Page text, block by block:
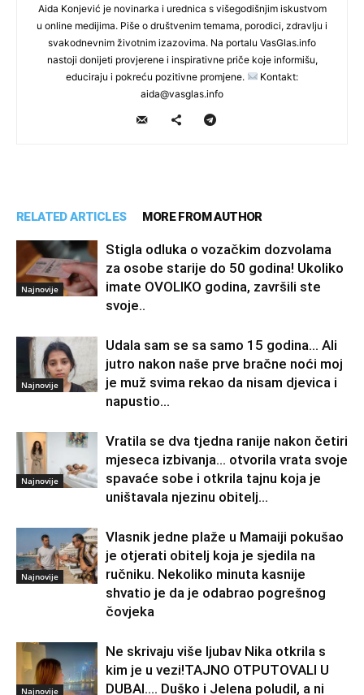
Aida Konjević je novinarka i urednica s višegodišnjim iskustvom
u online medijima. Piše o društvenim temama, porodici, zdravlju i
svakodnevnim životnim izazovima. Na portalu VasGlas.info
nastoji donijeti provjerene i inspirativne priče koje informišu,
educiraju i pokreću pozitivne promjene.
Kontakt:
aida@vasglas.info
RELATED ARTICLES MORE FROM AUTHOR
Najnovije
Stigla odluka o vozačkim dozvolama
za osobe starije do 50 godina! Ukoliko
imate OVOLIKO godina, završili ste
svoje..
Najnovije
Udala sam se sa samo 15 godina… Ali
jutro nakon naše prve bračne noći moj
je muž svima rekao da nisam djevica i
napustio...
Najnovije
Vratila se dva tjedna ranije nakon četiri
mjeseca izbivanja… otvorila vrata svoje
spavaće sobe i otkrila tajnu koja je
uništavala njezinu obitelj…
Najnovije
Vlasnik jedne plaže u Mamaiji pokušao
je otjerati obitelj koja je sjedila na
ručniku. Nekoliko minuta kasnije
shvatio je da je odabrao pogrešnog
čovjeka
Najnovije
Ne skrivaju više ljubav Nika otkrila s
kim je u vezi!TAJNO OTPUTOVALI U
DUBAI…. Duško i Jelena poludil, a ni